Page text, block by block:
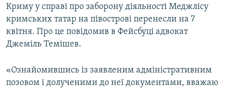
Усі сайти RFE/RL
Криму у справі про заборону діяльності Меджлісу
кримських татар на півострові перенесли на 7
квітня. Про це повідомив в Фейсбуці адвокат
Джеміль Темішев.
«Ознайомившись із заявленим адміністративним
позовом і долученими до неї документами, вважаю